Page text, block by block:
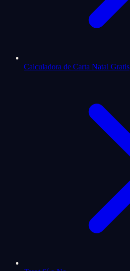
Calculadora de Carta Natal Gratis